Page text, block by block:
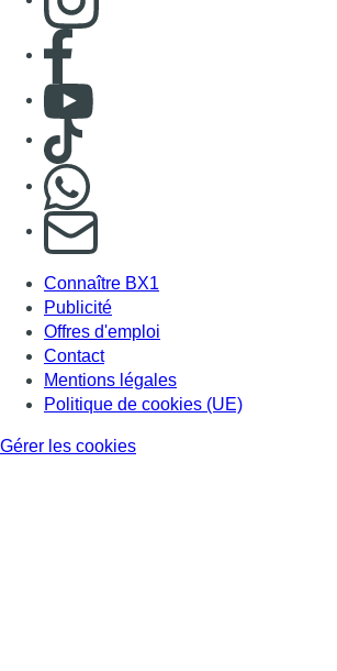
Consulter page Facebook
Consulter Youtube
Consulter TikTok
S'abonner à notre newsletter
Connaître BX1
Publicité
Offres d'emploi
Contact
Mentions légales
Politique de cookies (UE)
Gérer les cookies